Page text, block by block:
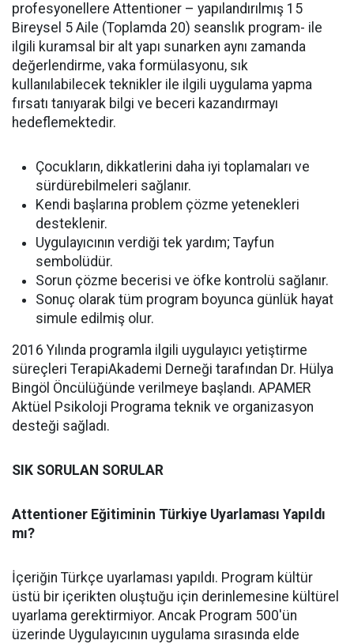
profesyonellere Attentioner – yapılandırılmış 15
Bireysel 5 Aile (Toplamda 20) seanslık program- ile
ilgili kuramsal bir alt yapı sunarken aynı zamanda
değerlendirme, vaka formülasyonu, sık
kullanılabilecek teknikler ile ilgili uygulama yapma
fırsatı tanıyarak bilgi ve beceri kazandırmayı
hedeflemektedir.
Çocukların, dikkatlerini daha iyi toplamaları ve
sürdürebilmeleri sağlanır.
Kendi başlarına problem çözme yetenekleri
desteklenir.
Uygulayıcının verdiği tek yardım; Tayfun
sembolüdür.
Sorun çözme becerisi ve öfke kontrolü sağlanır.
Sonuç olarak tüm program boyunca günlük hayat
simule edilmiş olur.
2016 Yılında programla ilgili uygulayıcı yetiştirme
süreçleri TerapiAkademi Derneği tarafından Dr. Hülya
Bingöl Öncülüğünde verilmeye başlandı. APAMER
Aktüel Psikoloji Programa teknik ve organizasyon
desteği sağladı.
SIK SORULAN SORULAR
Attentioner Eğitiminin Türkiye Uyarlaması Yapıldı
mı?
İçeriğin Türkçe uyarlaması yapıldı. Program kültür
üstü bir içerikten oluştuğu için derinlemesine kültürel
uyarlama gerektirmiyor. Ancak Program 500'ün
üzerinde Uygulayıcının uygulama sırasında elde